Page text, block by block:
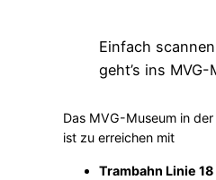
Einfach
geht’s ins MVG-
Das MVG-Museum in
ist zu erreichen mit
Trambahn Linie 18